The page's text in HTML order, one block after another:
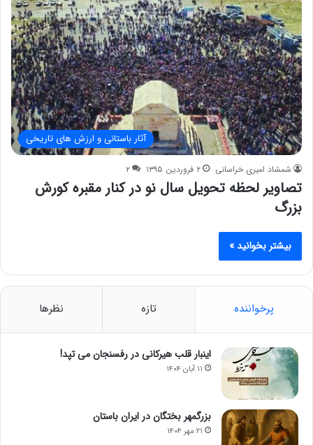
آثار باستانی و ارزش های تاریخی
شمشاد امیری خراسانی ۲ فروردین ۱۳۹۵ ۲
تصاویر لحظه تحویل سال نو در کنار مقبره کورش
بزرگ
بیشتر بخوانید »
پرخواننده تازه نظرها
اینبار قلب هیرکانی در رفسنجان می تپد!
۱۱ آبان ۱۴۰۴
بزرگمهر بختگان در ایران باستان
۲۱ مهر ۱۴۰۴